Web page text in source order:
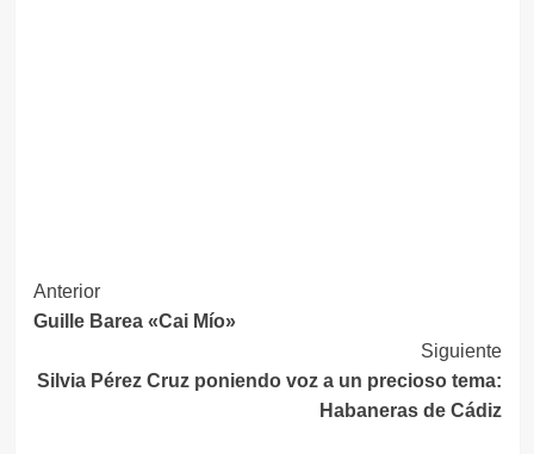
Navegación
de
entradas
Anterior
Guille Barea «Cai Mío»
Siguiente
Silvia Pérez Cruz poniendo voz a un precioso tema:
Habaneras de Cádiz